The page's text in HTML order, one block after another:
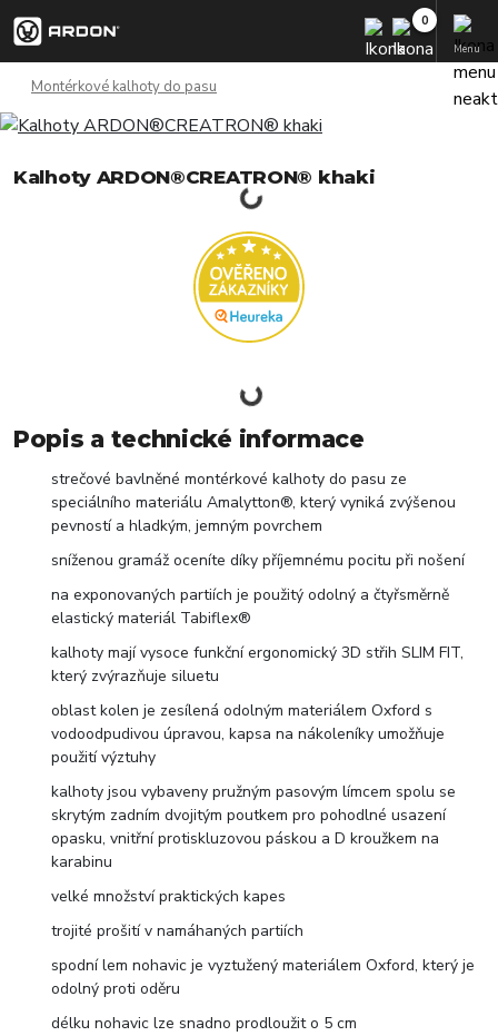
Menu
Montérkové kalhoty do pasu
Kalhoty ARDON®CREATRON® khaki
Popis a technické informace
strečové bavlněné montérkové kalhoty do pasu ze
speciálního materiálu Amalytton®, který vyniká zvýšenou
pevností a hladkým, jemným povrchem
sníženou gramáž oceníte díky příjemnému pocitu při nošení
na exponovaných partiích je použitý odolný a čtyřsměrně
elastický materiál Tabiflex®
kalhoty mají vysoce funkční ergonomický 3D střih SLIM FIT,
který zvýrazňuje siluetu
oblast kolen je zesílená odolným materiálem Oxford s
vodoodpudivou úpravou, kapsa na nákoleníky umožňuje
použití výztuhy
kalhoty jsou vybaveny pružným pasovým límcem spolu se
skrytým zadním dvojitým poutkem pro pohodlné usazení
opasku, vnitřní protiskluzovou páskou a D kroužkem na
karabinu
velké množství praktických kapes
trojité prošití v namáhaných partiích
spodní lem nohavic je vyztužený materiálem Oxford, který je
odolný proti oděru
délku nohavic lze snadno prodloužit o 5 cm